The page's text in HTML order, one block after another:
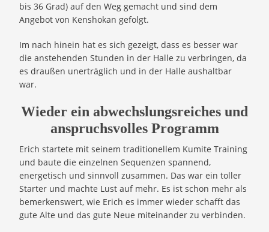
bis 36 Grad) auf den Weg gemacht und sind dem
Angebot von Kenshokan gefolgt.
Im nach hinein hat es sich gezeigt, dass es besser war
die anstehenden Stunden in der Halle zu verbringen, da
es draußen unerträglich und in der Halle aushaltbar
war.
Wieder ein abwechslungsreiches und
anspruchsvolles Programm
Erich startete mit seinem traditionellem Kumite Training
und baute die einzelnen Sequenzen spannend,
energetisch und sinnvoll zusammen. Das war ein toller
Starter und machte Lust auf mehr. Es ist schon mehr als
bemerkenswert, wie Erich es immer wieder schafft das
gute Alte und das gute Neue miteinander zu verbinden.